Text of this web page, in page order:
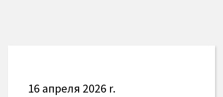
16 апреля 2026 r.